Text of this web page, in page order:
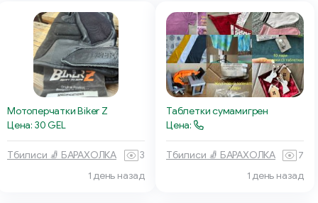
Мотоперчатки Biker Z
Цена: 30 GEL
Тбилиси 🧦 БАРАХОЛКА
3
1 день назад
Таблетки сумамигрен
Цена:
Тбилиси 🧦 БАРАХОЛКА
7
1 день назад